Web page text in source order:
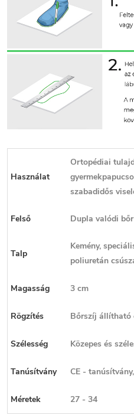
Használat
Ortopédiai
szabadidős
Felső Dupla valódi
Talp
Kemény,
poliuretán
Magasság 3 cm
Rögzítés Bőrszíj állítható
Szélesség Közepes és
Tanúsítvány CE -
Méretek 27 - 34